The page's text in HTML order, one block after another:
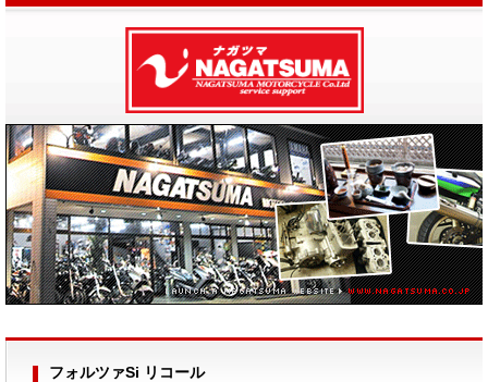
フォルツァSi リコール